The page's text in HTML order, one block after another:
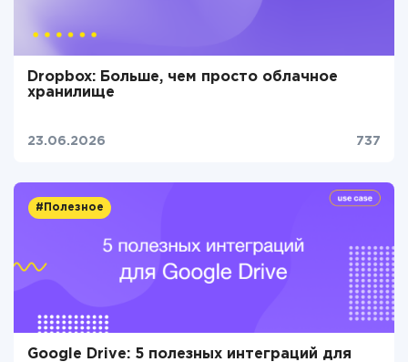
Dropbox: Больше, чем просто облачное
хранилище
23.06.2026 737
#Полезное
Google Drive: 5 полезных интеграций для